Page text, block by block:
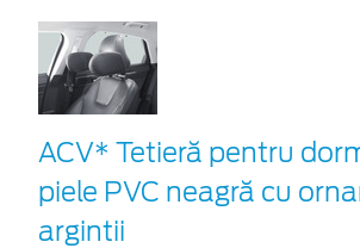
ACV* Tetieră pentru
piele PVC neagră cu
argintii